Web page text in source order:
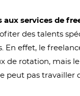
aux services de
des talents
En effet, le
de rotation, mais
peut pas travailler